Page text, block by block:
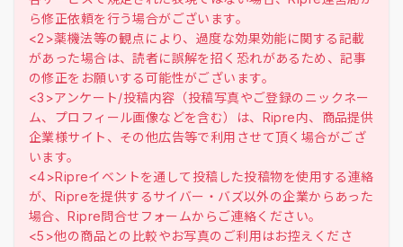
ら修正依頼を行う場合がございます。
<2>薬機法等の観点により、過度な効果効能に関する記載
があった場合は、読者に誤解を招く恐れがあるため、記事
の修正をお願いする可能性がございます。
<3>アンケート/投稿内容（投稿写真やご登録のニックネー
ム、プロフィール画像などを含む）は、Ripre内、商品提供
企業様サイト、その他広告等で利用させて頂く場合がござ
います。
<4>Ripreイベントを通して投稿した投稿物を使用する連絡
が、Ripreを提供するサイバー・バズ以外の企業からあった
場合、Ripre問合せフォームからご連絡ください。
<5>他の商品との比較やお写真のご利用はお控えくださ